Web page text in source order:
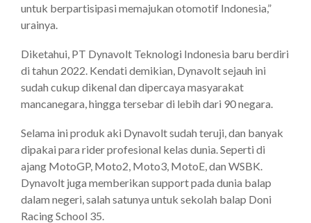
untuk berpartisipasi memajukan otomotif Indonesia,”
urainya.
Diketahui, PT Dynavolt Teknologi Indonesia baru berdiri
di tahun 2022. Kendati demikian, Dynavolt sejauh ini
sudah cukup dikenal dan dipercaya masyarakat
mancanegara, hingga tersebar di lebih dari 90 negara.
Selama ini produk aki Dynavolt sudah teruji, dan banyak
dipakai para rider profesional kelas dunia. Seperti di
ajang MotoGP, Moto2, Moto3, MotoE, dan WSBK.
Dynavolt juga memberikan support pada dunia balap
dalam negeri, salah satunya untuk sekolah balap Doni
Racing School 35.